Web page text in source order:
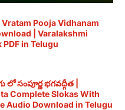
Pooja Vidhanam
| Varalakshmi
in Telugu
సంపూర్ణ భగవద్గీత |
Complete Slokas With
Audio Download in Telugu